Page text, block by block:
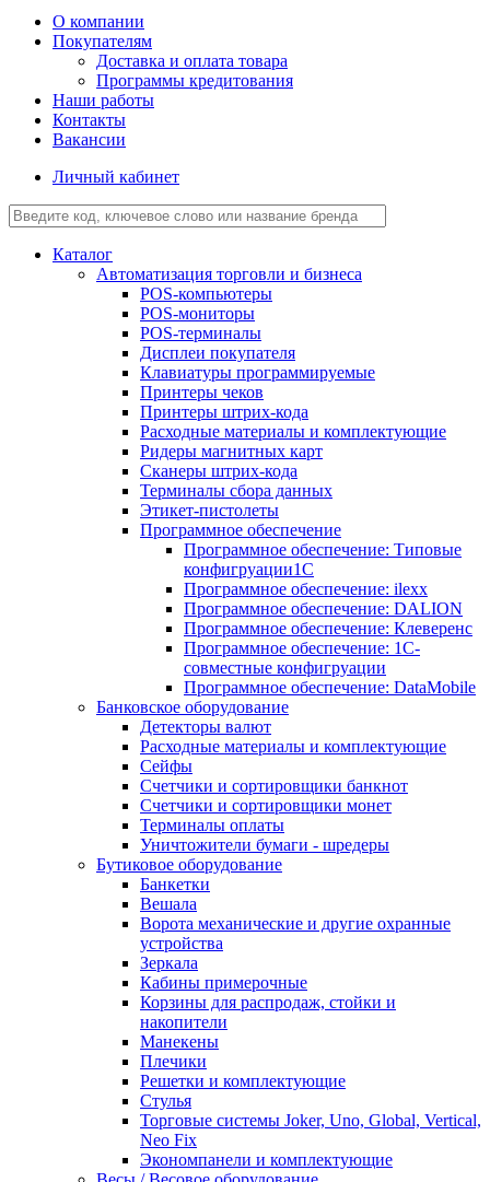
О компании
Покупателям
Доставка и оплата товара
Программы кредитования
Наши работы
Контакты
Вакансии
Личный кабинет
Каталог
Автоматизация торговли и бизнеса
POS-компьютеры
POS-мониторы
POS-терминалы
Дисплеи покупателя
Клавиатуры программируемые
Принтеры чеков
Принтеры штрих-кода
Расходные материалы и комплектующие
Ридеры магнитных карт
Сканеры штрих-кода
Терминалы сбора данных
Этикет-пистолеты
Программное обеспечение
Программное обеспечение: Типовые
конфигруации1С
Программное обеспечение: ilexx
Программное обеспечение: DALION
Программное обеспечение: Клеверенс
Программное обеспечение: 1С-
совместные конфигруации
Программное обеспечение: DataMobile
Банковское оборудование
Детекторы валют
Расходные материалы и комплектующие
Сейфы
Счетчики и сортировщики банкнот
Счетчики и сортировщики монет
Терминалы оплаты
Уничтожители бумаги - шредеры
Бутиковое оборудование
Банкетки
Вешала
Ворота механические и другие охранные
устройства
Зеркала
Кабины примерочные
Корзины для распродаж, стойки и
накопители
Манекены
Плечики
Решетки и комплектующие
Стулья
Торговые системы Joker, Uno, Global, Vertical,
Neo Fix
Экономпанели и комплектующие